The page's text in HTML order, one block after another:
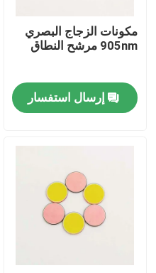
جولة في المعمل
ضبط الجودة
طلب اقتباس
مرشح النطاق البصري
فلتر الفلوريسانس
مكونات الزجاج البصري
905nm مرشح النطاق
إرسال استفسار